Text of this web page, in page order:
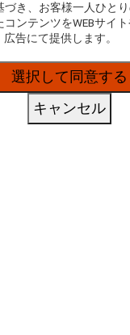
推奨環境）
づき、お客様一人ひと
コンテンツをWEBサイ
広告にて提供します。
選択して同意する
キャンセル